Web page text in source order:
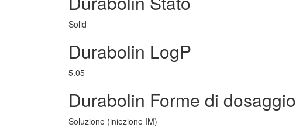
Solid
Durabolin LogP
5.05
Durabolin Forme di dosaggio
Soluzione (iniezione IM)